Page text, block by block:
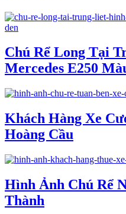
Chú Rể Long Tại
Mercedes E250
Khách Hàng Xe
Hoàng Cầu
Hình Ảnh Chú Rể
Thành